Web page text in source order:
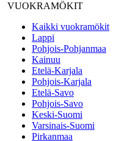
VUOKRAMÖKIT
Kaikki vuokramökit
Lappi
Pohjois-Pohjanmaa
Kainuu
Etelä-Karjala
Pohjois-Karjala
Etelä-Savo
Pohjois-Savo
Keski-Suomi
Varsinais-Suomi
Pirkanmaa